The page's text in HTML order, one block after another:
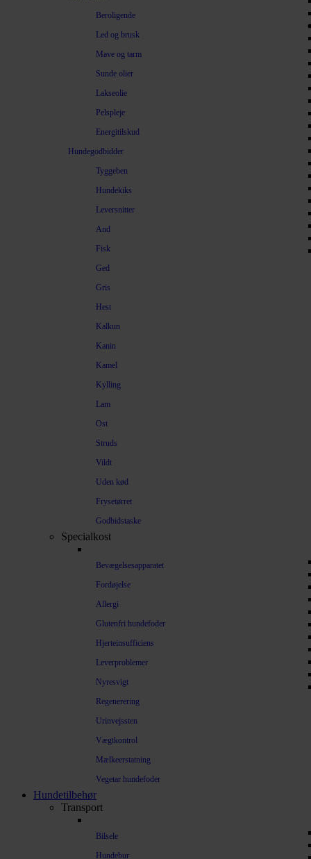
Beroligende
Led og brusk
Mave og tarm
Sunde olier
Lakseolie
Pelspleje
Energitilskud
Hundegodbidder
Tyggeben
Hundekiks
Leversnitter
And
Fisk
Ged
Gris
Hest
Kalkun
Kanin
Kamel
Kylling
Lam
Ost
Struds
Vildt
Uden kød
Frysetørret
Godbidstaske
Specialkost
Bevægelsesapparatet
Fordøjelse
Allergi
Glutenfri hundefoder
Hjerteinsufficiens
Leverproblemer
Nyresvigt
Regenerering
Urinvejssten
Vægtkontrol
Mælkeerstatning
Vegetar hundefoder
Hundetilbehør
Transport
Bilsele
Hundebur